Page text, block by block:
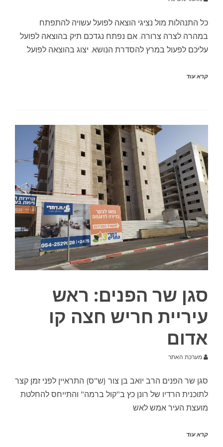
כל התנהלות מול נציגי הוצאה לפועל עשויה להתפתח
במהרה לצרה צרורה. אם נפתח נגדכם תיק בהוצאה לפועל
עליכם לפעול במרץ להסדרת הנושא. יצוג בהוצאה לפועל
קרא עוד
סגן שר הפנים: ראש
עיריית חריש חצה קו
אדום
מערכת האתר
סגן שר הפנים הרב יואב בן צור (ש"ס) התראיין לפני זמן קצר
לתוכנית הרדיו של רונן כץ ב"קול ברמה" והתייחס להחלטת
מועצת העיר אמש לאש
קרא עוד